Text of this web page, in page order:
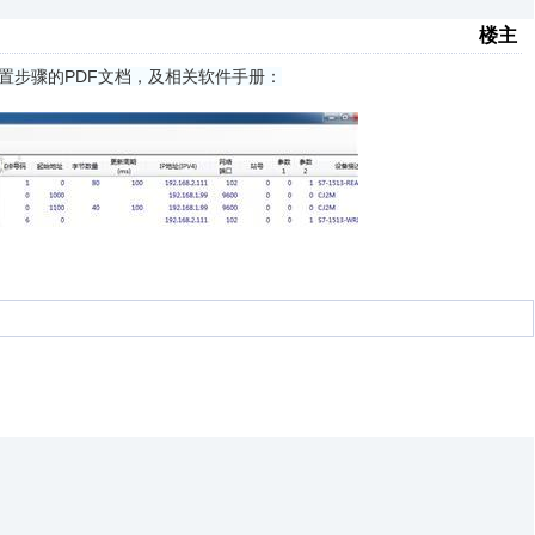
楼主
步骤的PDF文档，及相关软件手册：